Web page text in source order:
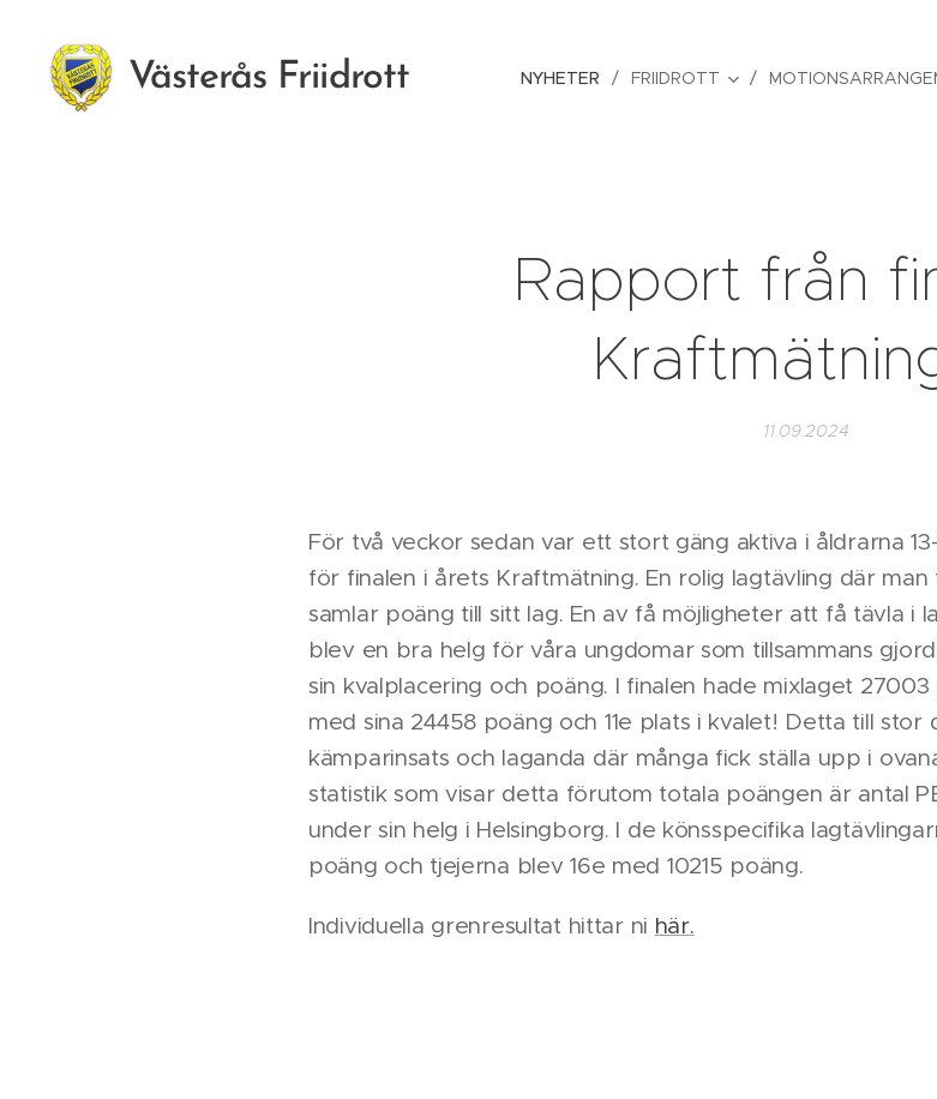
Västerås Friidrott NYHETER FRIIDROTT
Rapport från
11.09.2024
För två veckor sedan var ett stort gäng aktiva i åldrarna
för finalen i årets Kraftmätning. En rolig lagtävling där
samlar poäng till sitt lag. En av få möjligheter att få tävla i
blev en bra helg för våra ungdomar som tillsammans
sin kvalplacering och poäng. I finalen hade mixlaget
med sina 24458 poäng och 11e plats i kvalet! Detta till
kämparinsats och laganda där många fick ställa upp i
statistik som visar detta förutom totala poängen är antal
under sin helg i Helsingborg. I de könsspecifika
poäng och tjejerna blev 16e med 10215 poäng.
Individuella grenresultat hittar ni här.